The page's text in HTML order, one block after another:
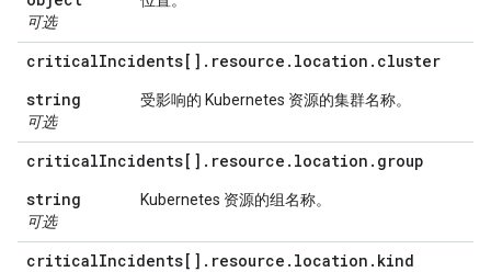
可选
criticalIncidents[] . resource . location . cluster
string
可选
受影响的 Kubernetes 资源的集群名称。
criticalIncidents[] . resource . location . group
string
可选
Kubernetes 资源的组名称。
criticalIncidents[] . resource . location . kind